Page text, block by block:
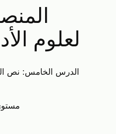
لعلوم
الدرس الخامس: نص